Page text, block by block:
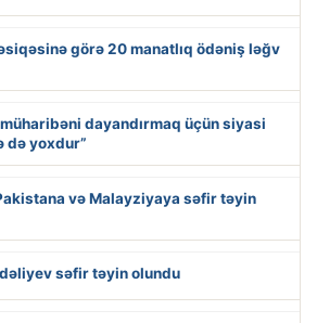
görə 20 manatlıq ödəniş ləğv
müharibəni dayandırmaq üçün siyasi
də yoxdur”
və Malayziyaya səfir təyin
səfir təyin olundu